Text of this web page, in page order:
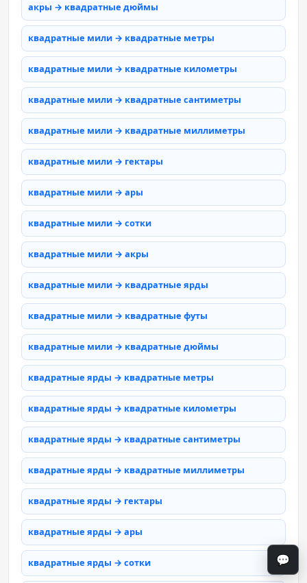
акры → квадратные дюймы
квадратные мили → квадратные метры
квадратные мили → квадратные километры
квадратные мили → квадратные сантиметры
квадратные мили → квадратные миллиметры
квадратные мили → гектары
квадратные мили → ары
квадратные мили → сотки
квадратные мили → акры
квадратные мили → квадратные ярды
квадратные мили → квадратные футы
квадратные мили → квадратные дюймы
квадратные ярды → квадратные метры
квадратные ярды → квадратные километры
квадратные ярды → квадратные сантиметры
квадратные ярды → квадратные миллиметры
квадратные ярды → гектары
квадратные ярды → ары
квадратные ярды → сотки 💬